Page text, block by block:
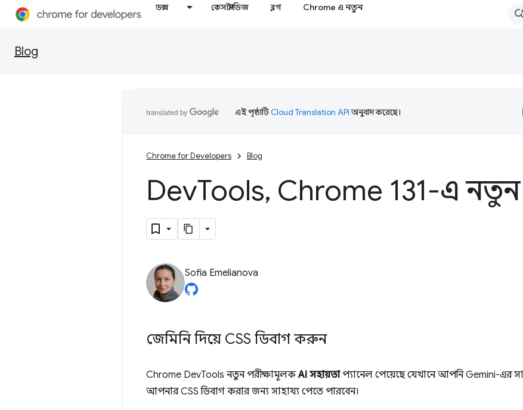
ডক্স কেস স্টাডিজ ব্লগ Chrome এ নতুন
Blog
এই পৃষ্ঠাটিCloud Translation APIঅনুবাদ করেছে।
Chrome for Developers Blog
DevTools, Chrome 131-এ
Sofia Emelianova
জেমিনি দিয়ে CSS ডিবাগ করুন
Chrome DevTools নতুন পরীক্ষামূলকAI সহায়তাপ্যানেল পেয়েছে যেখানে আপনি Gemini-এর
আপনার CSS ডিবাগ করার জন্য সাহায্য পেতে পারবেন।